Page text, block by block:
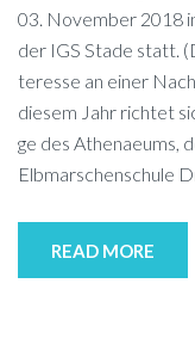
03. Novem­ber 2018
der IGS Sta­de statt.
ter­es­se an ei­ner
die­sem Jahr rich­tet
ge des Athe­naeums,
Elb­mar­schen­schu­le
READ MORE